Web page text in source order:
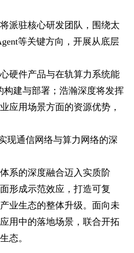
派驻核心研发团队，围绕太
等关键方向，开展从底层
硬件产品与在轨算力系统能
构建与部署；浩瀚深度将发挥
应用场景方面的资源优势，
现通信网络与算力网络的深
系的深度融合迈入实质阶
形成示范效应，打造可复
业生态的整体升级。面向未
用中的落地场景，联合开拓
态。